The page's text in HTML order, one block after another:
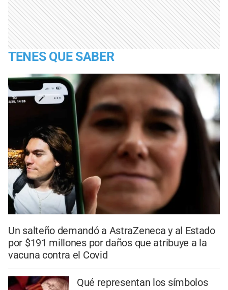
TENES QUE SABER
Un salteño demandó a AstraZeneca y al Estado
por $191 millones por daños que atribuye a la
vacuna contra el Covid
Qué representan los símbolos